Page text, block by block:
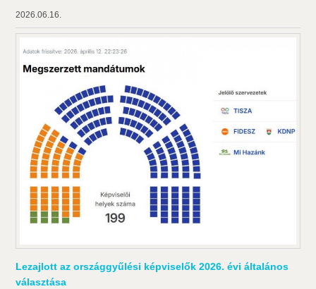
2026.06.16.
Lezajlott az országgyűlési képviselők 2026. évi általános
választása